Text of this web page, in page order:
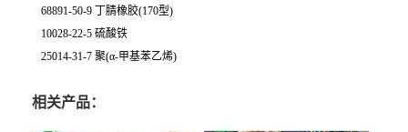
68891-50-9 丁腈橡胶(170型)
10028-22-5 硫酸铁
25014-31-7 聚(α-甲基苯乙烯)
相关产品：